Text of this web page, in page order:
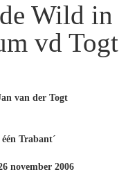
Wild in
vd Togt
van der Togt
Trabant´
november 2006